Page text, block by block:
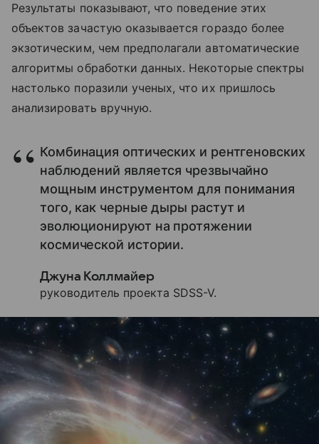
Результаты показывают, что поведение этих
объектов зачастую оказывается гораздо более
экзотическим, чем предполагали автоматические
алгоритмы обработки данных. Некоторые спектры
настолько поразили ученых, что их пришлось
анализировать вручную.
Комбинация оптических и рентгеновских
наблюдений является чрезвычайно
мощным инструментом для понимания
того, как черные дыры растут и
эволюционируют на протяжении
космической истории.
Джуна Коллмайер
руководитель проекта SDSS-V.